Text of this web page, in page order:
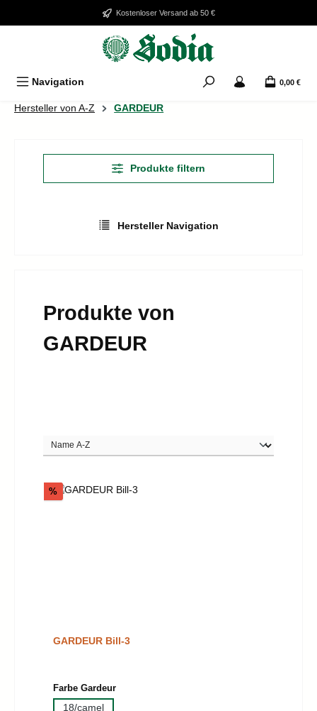
Zum Hauptinhalt springenKostenloser Versand ab 50 €
Navigation 0,00 €
Hersteller von A-Z GARDEUR
Produkte filtern
Hersteller Navigation
Produkte von
GARDEUR
%Rabatt
GARDEUR Bill-3
Farbe Gardeurauswählen
18/camel